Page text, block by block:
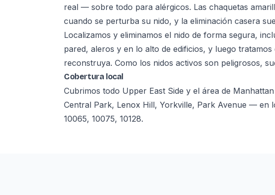
real — sobre todo para alérgicos. Las chaquetas
cuando se perturba su nido, y la eliminación casera
Localizamos y eliminamos el nido de forma segura,
pared, aleros y en lo alto de edificios, y luego
reconstruya. Como los nidos activos son peligrosos,
Cobertura local
Cubrimos todo Upper East Side y el área de
Central Park, Lenox Hill, Yorkville, Park Avenue — en
10065, 10075, 10128.